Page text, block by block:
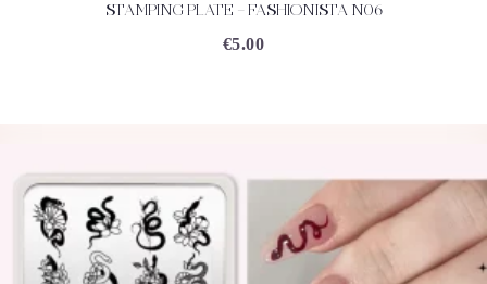
ACHETEZ DÉTAILS
STAMPING PLATE – FASHIONISTA N06
€5.00